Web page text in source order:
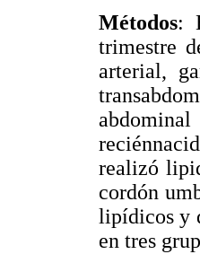
Métodos:
trimestre
arterial,
realizó
cordón
lipídicos y
en tres